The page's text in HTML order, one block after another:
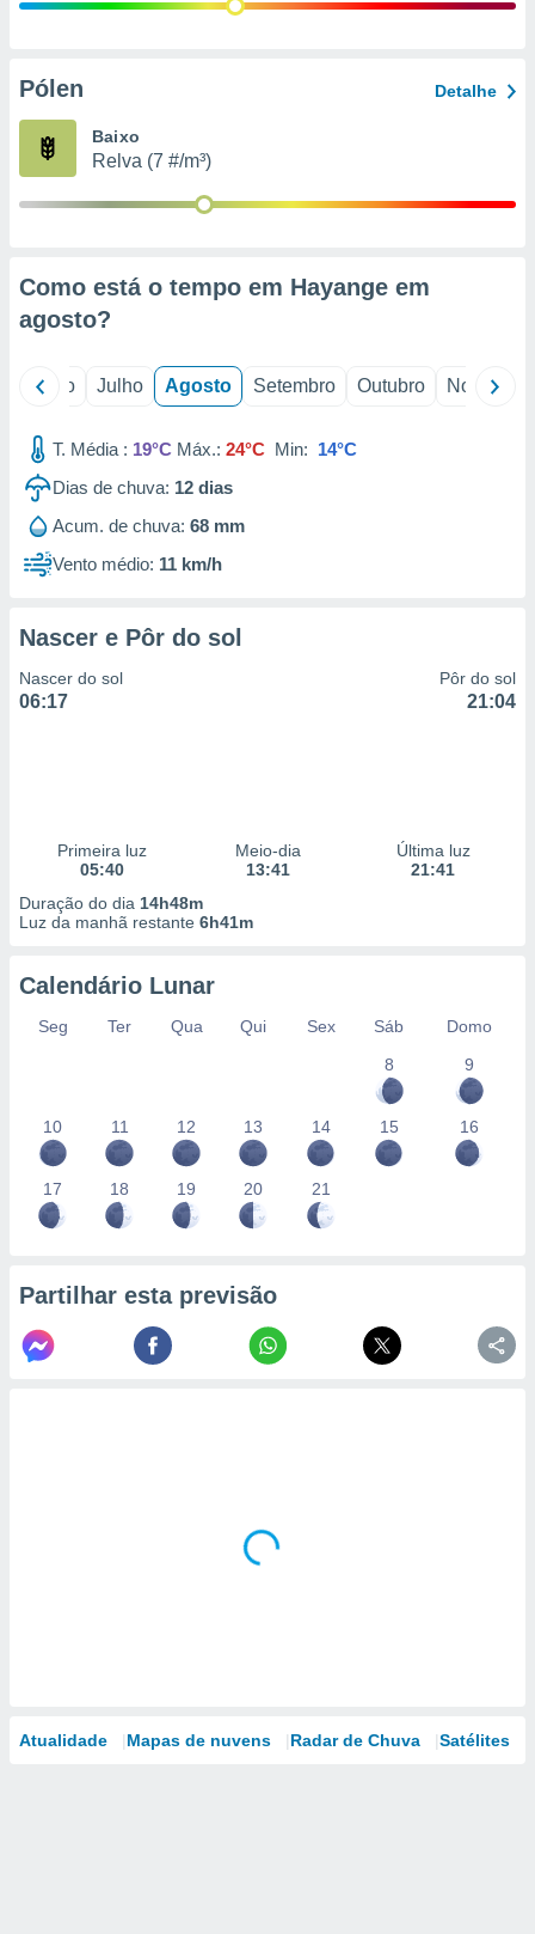
e
de
Pólen Detalhe
Baixo
Relva (7 #/m³)
Como está o tempo em Hayange em
agosto?
Junho Julho Agosto Setembro Outubro Novembro
T. Média : 19°C Máx.: 24°C Min: 14°C
Dias de chuva: 12 dias
Acum. de chuva: 68 mm
Vento médio: 11 km/h
Nascer e Pôr do sol
Nascer do sol
06:17
Pôr do sol
21:04
Primeira luz
05:40
Meio-dia
13:41
Última luz
21:41
Duração do dia 14h48m
Luz da manhã restante 6h41m
Calendário Lunar
Seg Ter Qua Qui Sex Sáb
Domo
8
9
10 11 12 13 14 15 16
17 18 19 20 21
Partilhar esta previsão
Atualidade Mapas de nuvens Radar de Chuva Satélites